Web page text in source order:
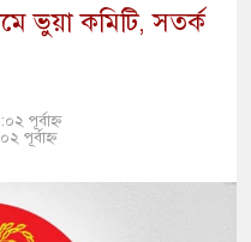
ভুয়া কমিটি, সতর্ক
পূর্বাহ্ন
পূর্বাহ্ন